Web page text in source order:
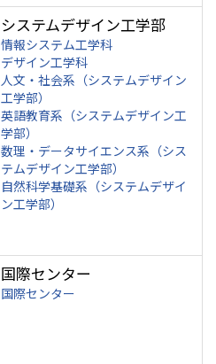
システムデザイン工学部
情報システム工学科
デザイン工学科
人文・社会系（システムデザイン
工学部）
英語教育系（システムデザイン工
学部）
数理・データサイエンス系（シス
テムデザイン工学部）
自然科学基礎系（システムデザイ
ン工学部）
国際センター
国際センター